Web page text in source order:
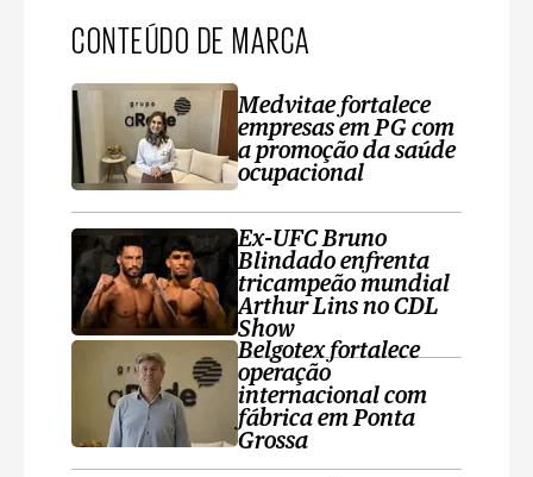
CONTEÚDO DE MARCA
Medvitae fortalece
empresas em PG com
a promoção da saúde
ocupacional
Ex-UFC Bruno
Blindado enfrenta
tricampeão mundial
Arthur Lins no CDL
Show
Belgotex fortalece
operação
internacional com
fábrica em Ponta
Grossa